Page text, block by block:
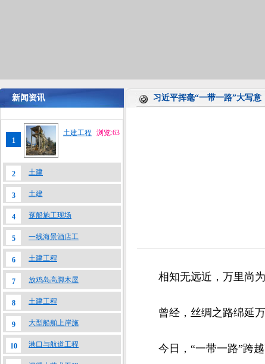
新闻资讯 习近平挥毫“一带一路”大写意
1
土建工程 浏览:63
2 土建
3 土建
4 趸船施工现场
5 一线海景酒店工
6 土建工程
7 放鸡岛高脚木屋
8 土建工程
9 大型船舶上岸施
10 港口与航道工程
相知无远近，万里尚为
曾经，丝绸之路绵延万
今日，“一带一路”跨越